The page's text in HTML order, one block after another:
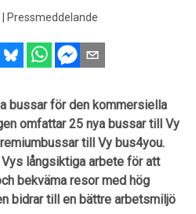
Pressmeddelande
bussar för den kommersiella
omfattar 25 nya bussar till Vy
till Vy bus4you.
långsiktiga arbete för att
bekväma resor med hög
bidrar till en bättre arbetsmiljö